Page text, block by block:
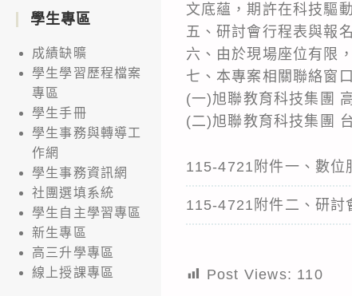
文底蘊，期許在科技驅
五、研討會行程表與報
六、由於現場座位有限
七、本專案相關聯絡窗口
(一)旭聯教育科技集團
(二)旭聯教育科技集團
115-4721附件一、數位
115-4721附件二、研討
Post Views: 110
學生專區
成績缺曠
學生學習歷程檔案
專區
學生手冊
學生事務與轉導工
作網
學生事務資訊網
社團選填系統
學生自主學習專區
新生專區
高三升學專區
線上授課專區